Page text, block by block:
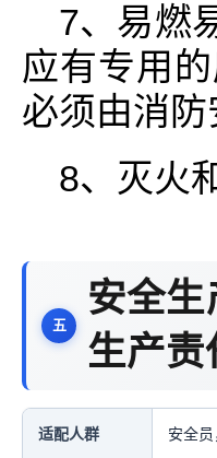
7、易燃
应有专用
必须由消
8、灭火
安全
生产责
适配人群 安全